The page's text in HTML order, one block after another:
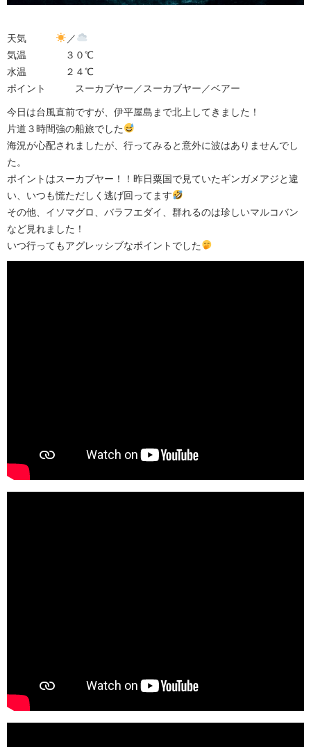
天気
／
気温 ３０℃
水温 ２４℃
ポイント スーカブヤー／スーカブヤー／ベアー
今日は台風直前ですが、伊平屋島まで北上してきました！
片道３時間強の船旅でした
海況が心配されましたが、行ってみると意外に波はありませんでし
た。
ポイントはスーカブヤー！！昨日粟国で見ていたギンガメアジと違
い、いつも慌ただしく逃げ回ってます
その他、イソマグロ、バラフエダイ、群れるのは珍しいマルコバン
など見れました！
いつ行ってもアグレッシブなポイントでした